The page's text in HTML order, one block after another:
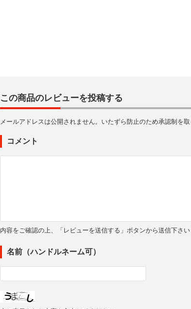
この商品のレビューを投稿する
メールアドレスは公開されません。いたずら防止のため承認制を取
コメント
内容をご確認の上、「レビューを送信する」ボタンから送信下さい
名前（ハンドルネーム可）